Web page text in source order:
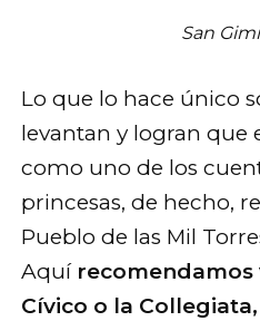
San
Lo que lo hace único
levantan y logran que
como uno de los
princesas, de hecho,
Pueblo de las Mil
Aquírecomendamos
Cívico o la